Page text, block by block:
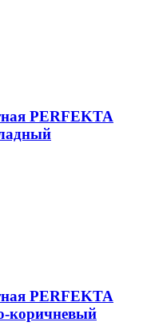
PERFEKTA
PERFEKTA
коричневый